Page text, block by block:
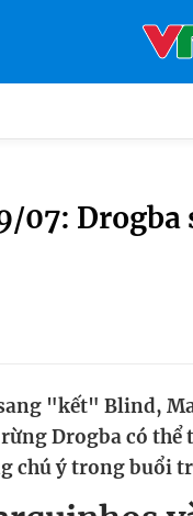
07: Drogba
"kết" Blind,
Drogba có thể
chú ý trong buổi